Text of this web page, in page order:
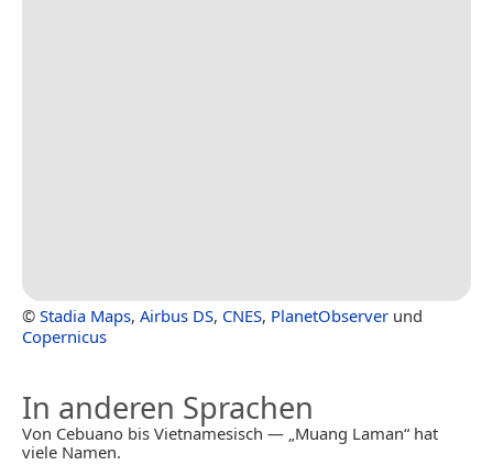
© Stadia Maps, Airbus DS, CNES, PlanetObserver und
Copernicus
In anderen Sprachen
Von Cebuano bis Vietnamesisch — „Muang Laman“ hat
viele Namen.